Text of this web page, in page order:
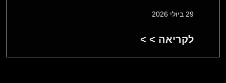
29 ביולי 2026
לקריאה > >